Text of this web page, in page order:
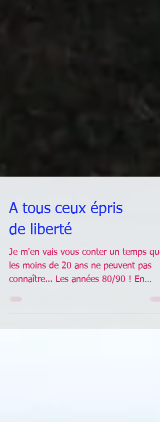
A tous ceux épris
de liberté
Je m'en vais vous conter un temps que
connaître... Les années 80/90 ! En
revanche bon nombre d'entre...